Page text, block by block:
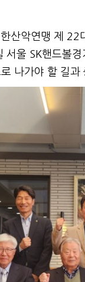
산악연맹 제 22
울 SK핸드볼
나가야 할 길